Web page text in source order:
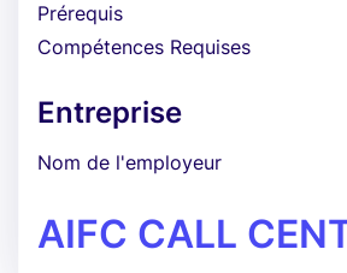
Prérequis
Compétences Requises
Entreprise
Nom de l'employeur
AIFC CALL